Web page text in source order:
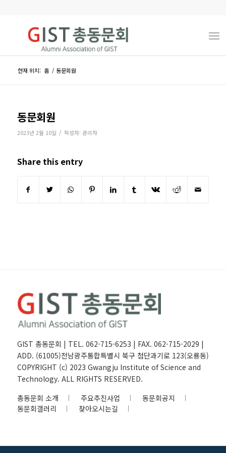
현재 위치: 홈 / 동문회원
동문회원
2023년 2월 10일 / 작성자: 관리자
Share this entry
GIST 총동문회 | TEL. 062-715-6253 | FAX. 062-715-2029 |
ADD. (61005)전남광주통합특별시 북구 첨단과기로 123(오룡동)
COPYRIGHT (c) 2023 Gwangju Institute of Science and
Technology. ALL RIGHTS RESERVED.
총동문회 소개
주요추진사업
동문회공지
동문회갤러리
찾아오시는길